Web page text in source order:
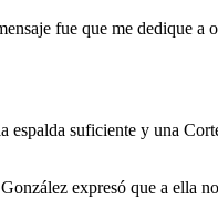
fue que me dedique a
suficiente y una
expresó que a ella